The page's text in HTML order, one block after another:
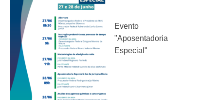
Evento
"Aposentadoria
Especial"